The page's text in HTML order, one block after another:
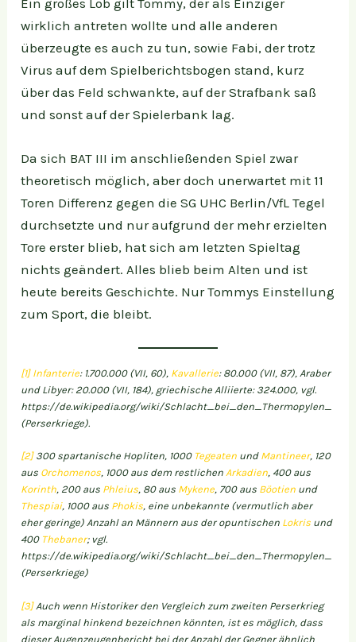
Ein großes Lob gilt Tommy, der als Einziger
wirklich antreten wollte und alle anderen
überzeugte es auch zu tun, sowie Fabi, der trotz
Virus auf dem Spielberichtsbogen stand, kurz
über das Feld schwankte, auf der Strafbank saß
und sonst auf der Spielerbank lag.
Da sich BAT III im anschließenden Spiel zwar
theoretisch möglich, aber doch unerwartet mit 11
Toren Differenz gegen die SG UHC Berlin/VfL Tegel
durchsetzte und nur aufgrund der mehr erzielten
Tore erster blieb, hat sich am letzten Spieltag
nichts geändert. Alles blieb beim Alten und ist
heute bereits Geschichte. Nur Tommys Einstellung
zum Sport, die bleibt.
[1] Infanterie: 1.700.000 (VII, 60), Kavallerie: 80.000 (VII, 87), Araber
und Libyer: 20.000 (VII, 184), griechische Alliierte: 324.000, vgl.
https://de.wikipedia.org/wiki/Schlacht_bei_den_Thermopylen_
(Perserkriege).
[2]300 spartanische Hopliten, 1000 Tegeaten und Mantineer, 120
aus Orchomenos, 1000 aus dem restlichenArkadien, 400 aus
Korinth, 200 aus Phleius, 80 aus Mykene, 700 aus Böotien und
Thespiai, 1000 aus Phokis, eine unbekannte (vermutlich aber
eher geringe) Anzahl an Männern aus der opuntischen Lokris und
400 Thebaner; vgl.
https://de.wikipedia.org/wiki/Schlacht_bei_den_Thermopylen_
(Perserkriege)
[3]Auch wenn Historiker den Vergleich zum zweiten Perserkrieg
als marginal hinkend bezeichnen könnten, ist es möglich, dass
dieser Augenzeugenbericht bei der Anzahl der Gegner ähnlich